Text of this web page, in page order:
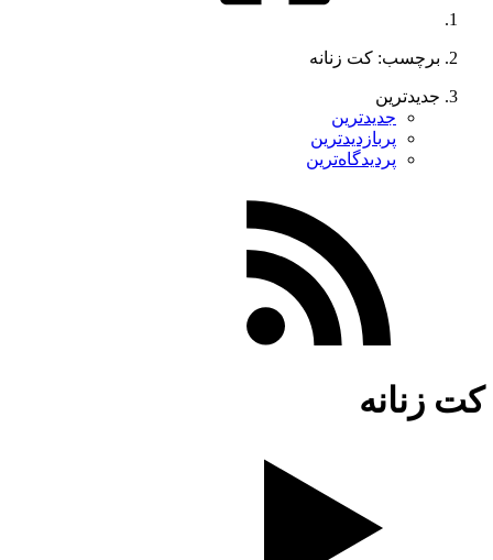
برچسب: کت زنانه
جدیدترین
جدیدترین
پربازدیدترین
پردیدگاه‌ترین
کت زنانه